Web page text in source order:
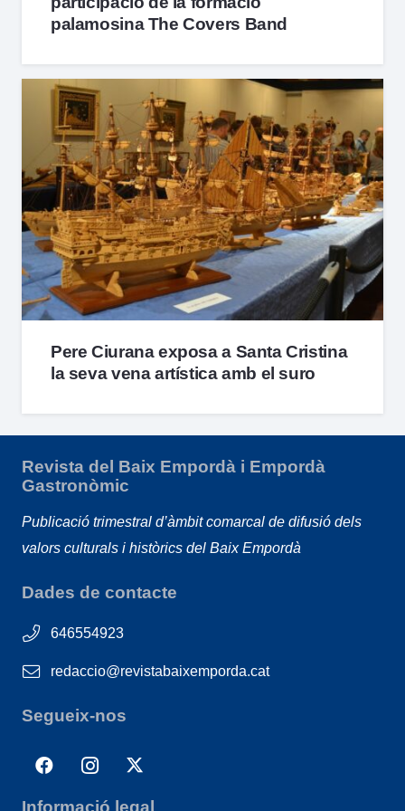
palamosina The Covers Band
Pere Ciurana exposa a Santa Cristina
la seva vena artística amb el suro
Revista del Baix Empordà i Empordà
Gastronòmic
Publicació trimestral d’àmbit comarcal de difusió dels
valors culturals i històrics del Baix Empordà
Dades de contacte
646554923
redaccio@revistabaixemporda.cat
Segueix-nos
Informació legal